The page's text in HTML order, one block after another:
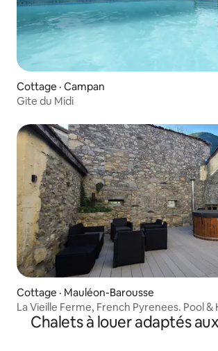
Cottage · Campan
Gite du Midi
Cottage · Mauléon-Barousse
La Vieille Ferme, French Pyrenees. Pool &
Chalets à louer adaptés